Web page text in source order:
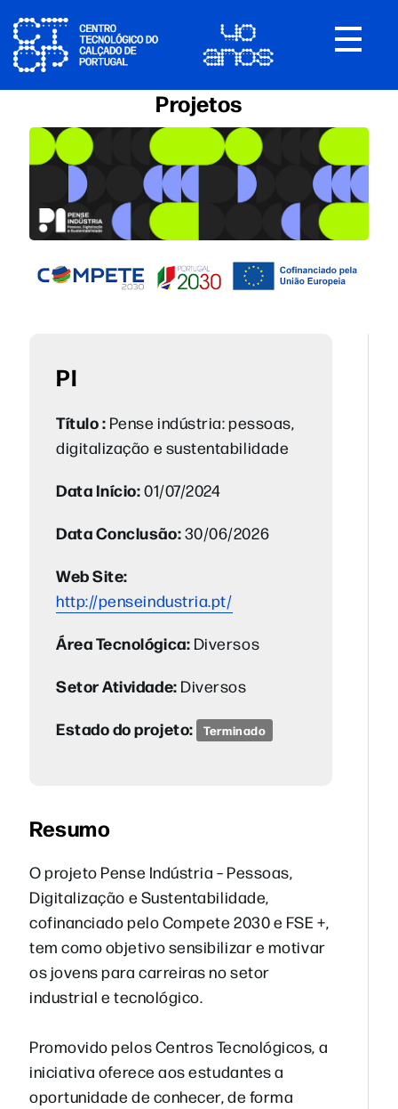
Toggle
Projetos
PI
Título : Pense indústria: pessoas,
digitalização e sustentabilidade
Data Início:01/07/2024
Data Conclusão:30/06/2026
Web Site:
http://penseindustria.pt/
Área Tecnológica: Diversos
Setor Atividade: Diversos
Estado do projeto: Terminado
Resumo
O projeto Pense Indústria – Pessoas,
Digitalização e Sustentabilidade,
cofinanciado pelo Compete 2030 e FSE +,
tem como objetivo sensibilizar e motivar
os jovens para carreiras no setor
industrial e tecnológico.
Promovido pelos Centros Tecnológicos, a
iniciativa oferece aos estudantes a
oportunidade de conhecer, de forma